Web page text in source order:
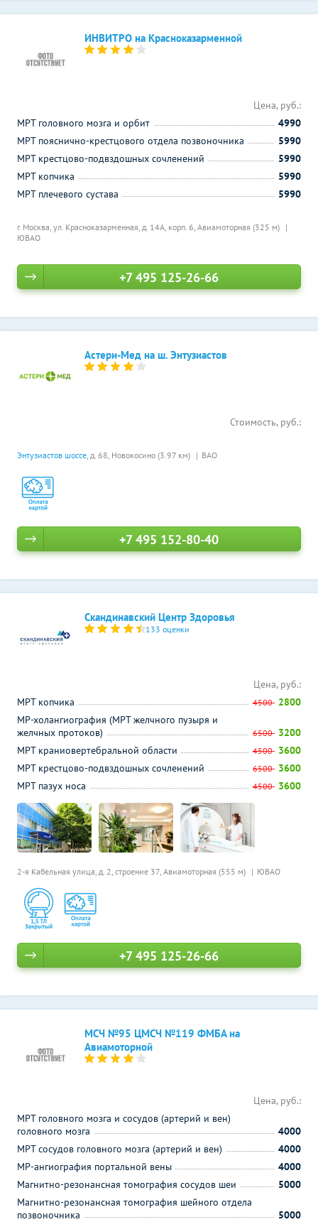
ИНВИТРО на Красноказарменной
г. Москва, ул. Красноказарменная, д. 14А, корп. 6, Авиамоторная (325 м)
ЮВАО
Цена, руб.:
МРТ головного мозга и орбит
4990
МРТ пояснично-крестцового отдела позвоночника
5990
МРТ крестцово-подвздошных сочленений
5990
МРТ копчика
5990
МРТ плечевого сустава
5990
+7 495 125-26-66
Астери-Мед на ш. Энтузиастов
Энтузиастов шоссе, д. 68, Новокосино (3.97 км) ВАО
Стоимость, руб.:
+7 495 152-80-40
Скандинавский Центр Здоровья
133 оценки
2-я Кабельная улица, д. 2, строение 37, Авиамоторная (555 м) ЮВАО
Цена, руб.:
МРТ копчика
4500 2800
МР-холангиография (МРТ желчного пузыря и
желчных протоков)
6500 3200
МРТ краниовертебральной области
4500 3600
МРТ крестцово-подвздошных сочленений
6500 3600
МРТ пазух носа
4500 3600
+7 495 125-26-66
МСЧ №95 ЦМСЧ №119 ФМБА на
Авиамоторной
Цена, руб.:
МРТ головного мозга и сосудов (артерий и вен)
головного мозга
4000
МРТ сосудов головного мозга (артерий и вен)
4000
МР-ангиография портальной вены
4000
Магнитно-резонансная томография сосудов шеи
5000
Магнитно-резонансная томография шейного отдела
позвоночника
5000